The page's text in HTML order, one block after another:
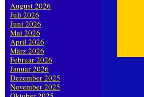
August 2026
Juli 2026
Juni 2026
Mai 2026
April 2026
März 2026
Februar 2026
Januar 2026
Dezember 2025
November 2025